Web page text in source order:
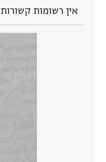
אין רשומות קשורות